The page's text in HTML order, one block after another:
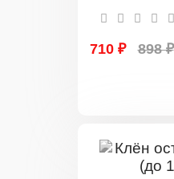
710 ₽ 898 ₽